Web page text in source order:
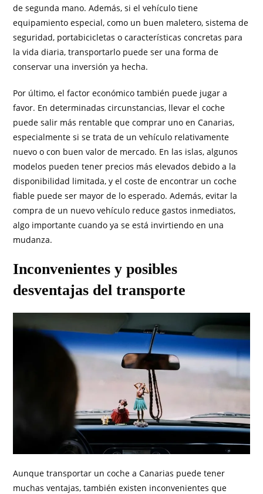
de segunda mano. Además, si el vehículo tiene
equipamiento especial, como un buen maletero, sistema de
seguridad, portabicicletas o características concretas para
la vida diaria, transportarlo puede ser una forma de
conservar una inversión ya hecha.
Por último, el factor económico también puede jugar a
favor. En determinadas circunstancias, llevar el coche
puede salir más rentable que comprar uno en Canarias,
especialmente si se trata de un vehículo relativamente
nuevo o con buen valor de mercado. En las islas, algunos
modelos pueden tener precios más elevados debido a la
disponibilidad limitada, y el coste de encontrar un coche
fiable puede ser mayor de lo esperado. Además, evitar la
compra de un nuevo vehículo reduce gastos inmediatos,
algo importante cuando ya se está invirtiendo en una
mudanza.
Inconvenientes y posibles
desventajas del transporte
Aunque transportar un coche a Canarias puede tener
muchas ventajas, también existen inconvenientes que